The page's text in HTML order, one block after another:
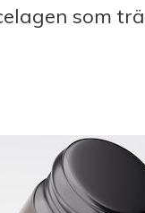
som
2023